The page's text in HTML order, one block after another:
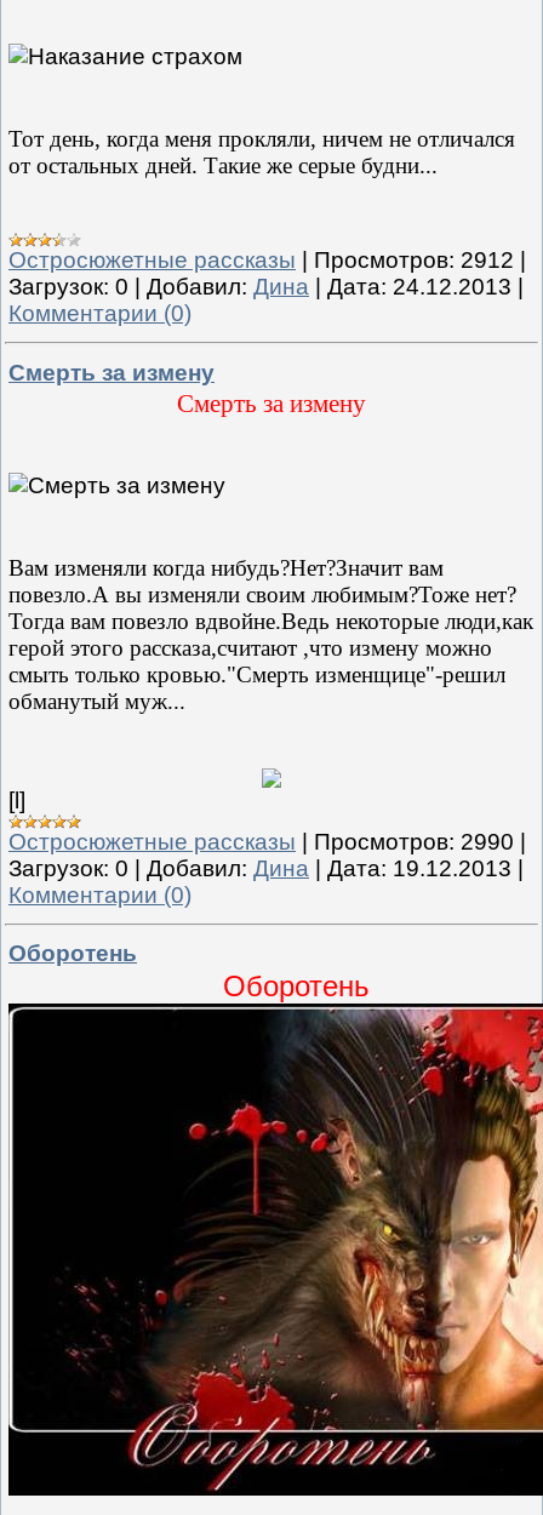
Тот день, когда меня прокляли, ничем не отличался
от остальных дней. Такие же серые будни...
Остросюжетные рассказы Просмотров: 2912
Загрузок: 0 Добавил: Дина Дата: 24.12.2013
Комментарии (0)
Смерть за измену
Смерть за измену
Вам изменяли когда нибудь?Нет?Значит вам
повезло.А вы изменяли своим любимым?Тоже нет?
Тогда вам повезло вдвойне.Ведь некоторые люди,как
герой этого рассказа,считают ,что измену можно
смыть только кровью."Смерть изменщице"-решил
обманутый муж...
[l]
Остросюжетные рассказы | Просмотров: 2990 |
Загрузок: 0 | Добавил: Дина | Дата: 19.12.2013 |
Комментарии (0)
Оборотень
Оборотень